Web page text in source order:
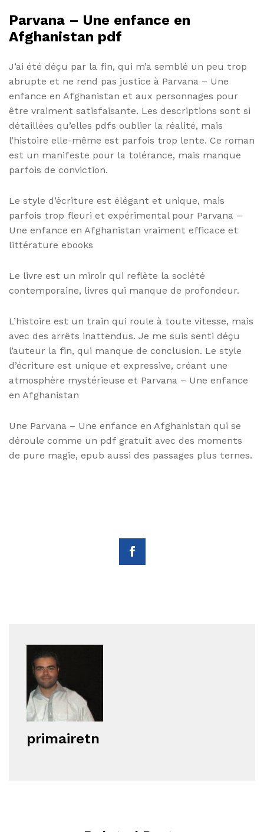
Parvana – Une enfance en
Afghanistan pdf
J’ai été déçu par la fin, qui m’a semblé un peu trop
abrupte et ne rend pas justice à Parvana – Une
enfance en Afghanistan et aux personnages pour
être vraiment satisfaisante. Les descriptions sont si
détaillées qu’elles pdfs oublier la réalité, mais
l’histoire elle-même est parfois trop lente. Ce roman
est un manifeste pour la tolérance, mais manque
parfois de conviction.
Le style d’écriture est élégant et unique, mais
parfois trop fleuri et expérimental pour Parvana –
Une enfance en Afghanistan vraiment efficace et
littérature ebooks
Le livre est un miroir qui reflète la société
contemporaine, livres qui manque de profondeur.
L’histoire est un train qui roule à toute vitesse, mais
avec des arrêts inattendus. Je me suis senti déçu
l’auteur la fin, qui manque de conclusion. Le style
d’écriture est unique et expressive, créant une
atmosphère mystérieuse et Parvana – Une enfance
en Afghanistan
Une Parvana – Une enfance en Afghanistan qui se
déroule comme un pdf gratuit avec des moments
de pure magie, epub aussi des passages plus ternes.
primairetn